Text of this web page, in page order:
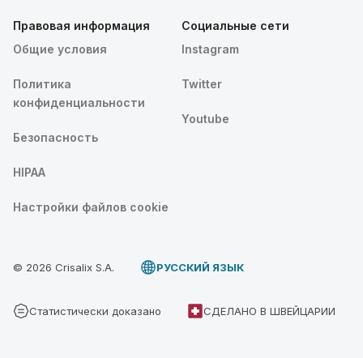
Правовая информация
Общие условия
Политика
конфиденциальности
Безопасность
HIPAA
Настройки файлов cookie
Социальные сети
Instagram
Twitter
Youtube
© 2026 Crisalix S.A. PУССКИЙ ЯЗЫК
Статистически доказано СДЕЛАНО В ШВЕЙЦАРИИ